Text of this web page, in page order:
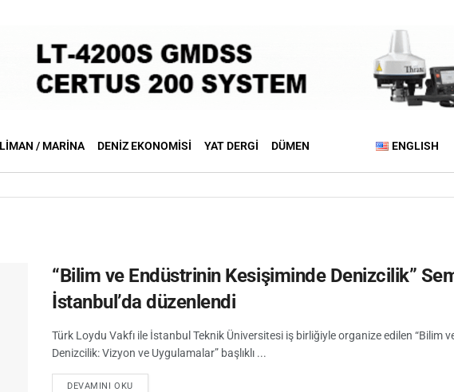
LIMAN / MARINA DENIZ EKONOMISI YAT DERGI DÜMEN ENGLISH
“Bilim ve Endüstrinin Kesişiminde Denizcilik”
İstanbul’da düzenlendi
Türk Loydu Vakfı ile İstanbul Teknik Üniversitesi iş birliğiyle organize edilen “Bilim
Denizcilik: Vizyon ve Uygulamalar” başlıklı ...
DEVAMINI OKU